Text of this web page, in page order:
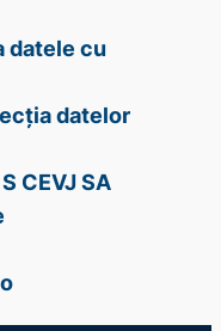
datele cu
datelor
CEVJ SA